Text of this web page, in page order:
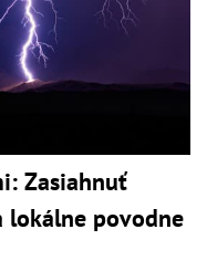
Zasiahnuť
lokálne povodne